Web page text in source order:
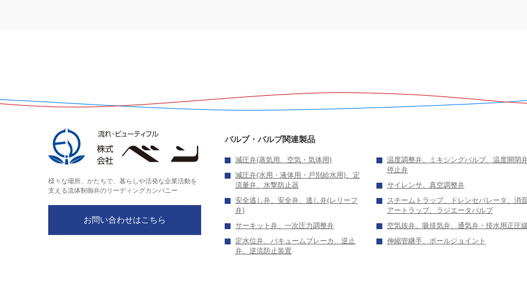
良い 普通
様々な場所、かたちで、暮らしや活発な企業活動を
支える流体制御弁のリーディングカンパニー
お問い合わせはこちら
バルブ・バルブ関連製品
減圧弁(蒸気用、空気・気体用)
減圧弁(水用・液体用・戸別給水用)、定
流量弁、水撃防止器
安全逃し弁、安全弁、逃し弁(レリーフ
弁)
サーキット弁、一次圧力調整弁
定水位弁、バキュームブレーカ、逆止
弁、逆流防止装置
温度調整弁、ミキシングバルブ、温度開閉
停止弁
サイレンサ、真空調整弁
スチームトラップ、ドレンセパレータ、消
アートラップ、ラジエータバルブ
空気抜弁、吸排気弁、通気弁・排水用正圧
伸縮管継手、ボールジョイント